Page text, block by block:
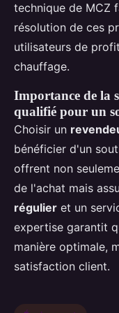
technique de MCZ
résolution de ces
utilisateurs de
chauffage.
Importance de la
qualifié pour un
Choisir un
bénéficier d'un
offrent non
de l'achat mais
régulier et un
expertise garantit
manière optimale,
satisfaction client.